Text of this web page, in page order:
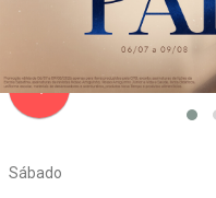
Sábado
navigate_before